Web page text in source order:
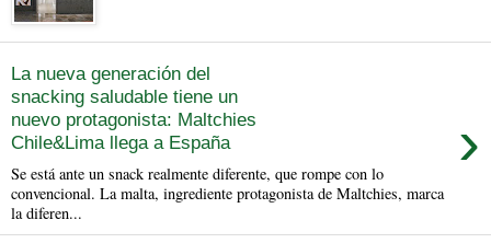
La nueva generación del
snacking saludable tiene un
nuevo protagonista: Maltchies
Chile&Lima llega a España
›
Se está ante un snack realmente diferente, que rompe con lo
convencional. La malta, ingrediente protagonista de Maltchies, marca
la diferen...